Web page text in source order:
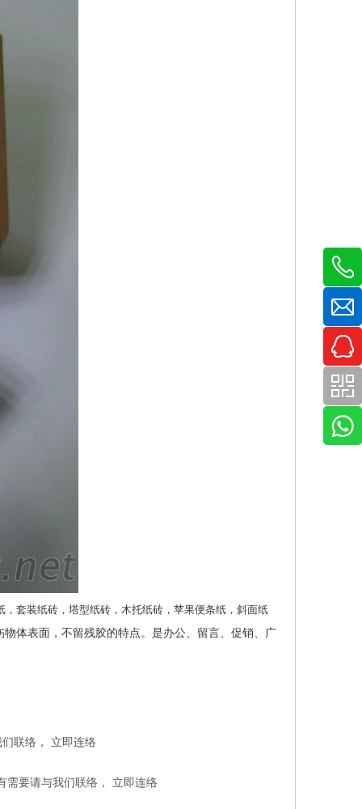
套装纸砖，塔型纸砖，木托纸砖，苹果便条纸，斜面纸
体表面，不留残胶的特点。是办公、留言、促销、广
联络， 立即连络
需要请与我们联络， 立即连络